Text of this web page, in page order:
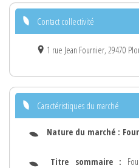
Contact collectivité
1 rue Jean Fournier, 29470
Caractéristiques du marché
Nature du marché :
Titre sommaire :